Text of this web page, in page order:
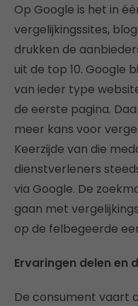
Op Google is het in
vergelijkingssites,
drukken de
uit de top 10. Google
van ieder type
de eerste pagina.
meer kans voor
Keerzijde van die
dienstverleners
via Google. De
gaan met
op de felbegeerde
Ervaringen delen en
De consument vaart